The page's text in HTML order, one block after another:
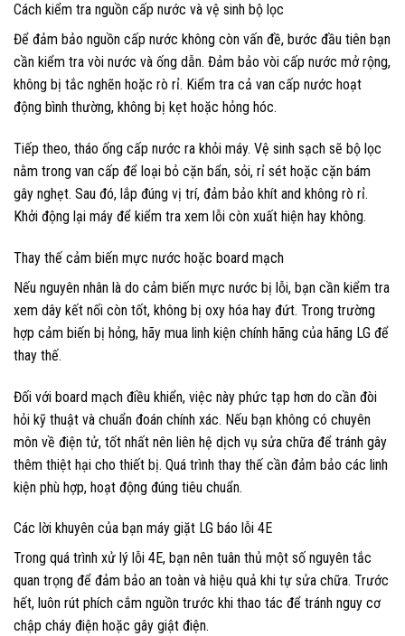
Cách kiểm tra nguồn cấp nước và vệ sinh bộ lọc
Để đảm bảo nguồn cấp nước không còn vấn đề, bước đầu tiên bạn
cần kiểm tra vòi nước và ống dẫn. Đảm bảo vòi cấp nước mở rộng,
không bị tắc nghẽn hoặc rò rỉ. Kiểm tra cả van cấp nước hoạt
động bình thường, không bị kẹt hoặc hỏng hóc.
Tiếp theo, tháo ống cấp nước ra khỏi máy. Vệ sinh sạch sẽ bộ lọc
nằm trong van cấp để loại bỏ cặn bẩn, sỏi, rỉ sét hoặc cặn bám
gây nghẹt. Sau đó, lắp đúng vị trí, đảm bảo khít and không rò rỉ.
Khởi động lại máy để kiểm tra xem lỗi còn xuất hiện hay không.
Thay thế cảm biến mực nước hoặc board mạch
Nếu nguyên nhân là do cảm biến mực nước bị lỗi, bạn cần kiểm tra
xem dây kết nối còn tốt, không bị oxy hóa hay đứt. Trong trường
hợp cảm biến bị hỏng, hãy mua linh kiện chính hãng của hãng LG để
thay thế.
Đối với board mạch điều khiển, việc này phức tạp hơn do cần đòi
hỏi kỹ thuật và chuẩn đoán chính xác. Nếu bạn không có chuyên
môn về điện tử, tốt nhất nên liên hệ dịch vụ sửa chữa để tránh gây
thêm thiệt hại cho thiết bị. Quá trình thay thế cần đảm bảo các linh
kiện phù hợp, hoạt động đúng tiêu chuẩn.
Các lời khuyên của bạn máy giặt LG báo lỗi 4E
Trong quá trình xử lý lỗi 4E, bạn nên tuân thủ một số nguyên tắc
quan trọng để đảm bảo an toàn và hiệu quả khi tự sửa chữa. Trước
hết, luôn rút phích cắm nguồn trước khi thao tác để tránh nguy cơ
chập cháy điện hoặc gây giật điện.